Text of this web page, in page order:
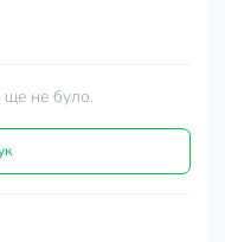
ще не було.